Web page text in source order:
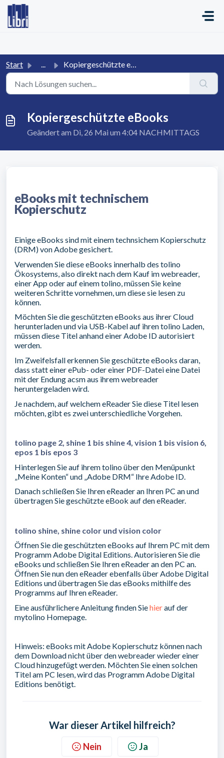
Zum hauptsächlichen Inhalt gehen
Start ... Kopiergeschützte eBooks
Kopiergeschützte eBooks
Geändert am Di, 26 Mai um 4:04 NACHMITTAGS
eBooks mit technischem
Kopierschutz
Einige eBooks sind mit einem technsichem Kopierschutz
(DRM) von Adobe gesichert.
Verwenden Sie diese eBooks innerhalb des tolino
Ökosystems, also direkt nach dem Kauf im webreader,
einer App oder auf einem tolino, müssen Sie keine
weiteren Schritte vornehmen, um diese sie lesen zu
können.
Möchten Sie die geschützten eBooks aus ihrer Cloud
herunterladen und via USB-Kabel auf ihren tolino Laden,
müssen diese Titel anhand einer Adobe ID autorisiert
werden.
Im Zweifelsfall erkennen Sie geschützte eBooks daran,
dass statt einer ePub- oder einer PDF-Datei eine Datei
mit der Endung acsm aus ihrem webreader
heruntergeladen wird.
Je nachdem, auf welchem eReader Sie diese Titel lesen
möchten, gibt es zwei unterschiedliche Vorgehen.
tolino page 2, shine 1 bis shine 4, vision 1 bis vision 6,
epos 1 bis epos 3
Hinterlegen Sie auf ihrem tolino über den Menüpunkt
„Meine Konten“ und „Adobe DRM“ Ihre Adobe ID.
Danach schließen Sie Ihren eReader an Ihren PC an und
übertragen Sie geschützte eBook auf den eReader.
tolino shine, shine color und vision color
Öffnen Sie die geschützten eBooks auf Ihrem PC mit dem
Programm Adobe Digital Editions. Autorisieren Sie die
eBooks und schließen Sie Ihren eReader an den PC an.
Öffnen Sie nun den eReader ebenfalls über Adobe Digital
Editions und übertragen Sie das eBooks mithilfe des
Programms auf Ihren eReader.
Eine ausführlichere Anleitung finden Siehierauf der
mytolino Homepage.
Hinweis: eBooks mit Adobe Kopierschutz können nach
dem Download nicht über den webreader wieder einer
Cloud hinzugefügt werden. Möchten Sie einen solchen
Titel am PC lesen, wird das Programm Adobe Digital
Editions benötigt.
War dieser Artikel hilfreich?
Nein Ja